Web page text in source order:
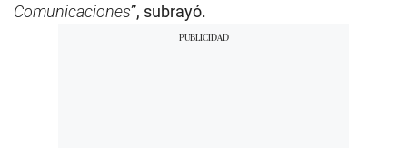
Comunicaciones”, subrayó.